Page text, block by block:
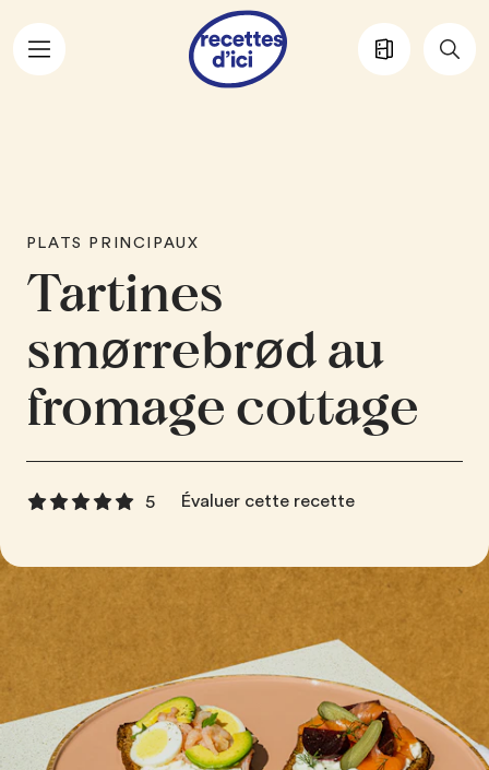
Aller au contenu principal
PLATS PRINCIPAUX
Tartines
smørrebrød au
fromage cottage
5 Évaluer cette recette